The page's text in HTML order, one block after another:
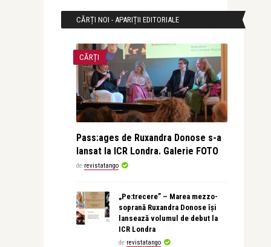
CĂRȚI NOI - APARIȚII EDITORIALE
CĂRȚI
Pass:ages de Ruxandra Donose s-a
lansat la ICR Londra. Galerie FOTO
de revistatango
„Pe:trecere” – Marea mezzo-
soprană Ruxandra Donose își
lansează volumul de debut la
ICR Londra
de revistatango